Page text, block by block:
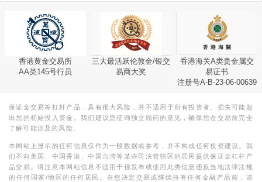
香港黄金交易所
AA类145号行员
三大最活跃伦敦金/银交
易商大奖
香港海关A类贵金属交
易证书
注册号A-B-23-06-00639
保证金交易等杠杆产品，具有很大风险，并不适用于所有投资者。损失可能超
出您的初始投入资金。我们建议您征询独立顾问的意见，确保您在交易前完全
了解可能涉及的风险。
本网站上显示的任何信息仅作为一般数据或参考，并不构成任何投资建议。我
们不向美国、中国香港、中国台湾等某些司法管辖区的居民提供保证金杠杆产
品交易。请注意本网站信息不适用于视发布或使用此类信息违反当地法律法规
的任何国家/地区的任何居民。在您决定交易或继续持有任何金融产品前，请